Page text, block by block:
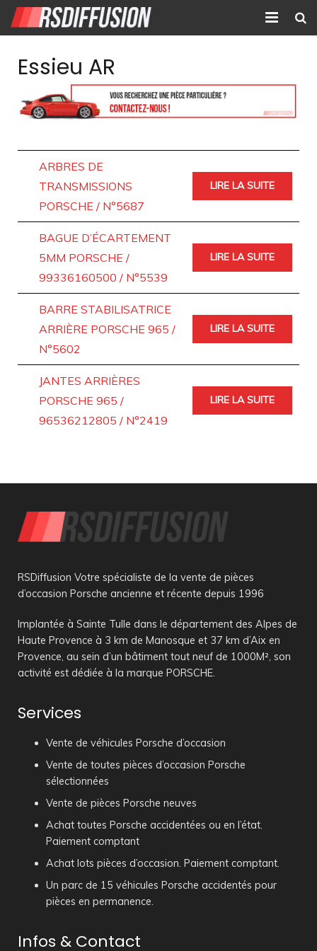
Nouvelles annonces
Annonces prolongées
Atelier mécanique
Contact
Essieu AR
ARBRES DE
TRANSMISSIONS
PORSCHE / N°5687
LIRE LA SUITE
BAGUE D’ÉCARTEMENT
5MM PORSCHE /
99336160500 / N°5539
LIRE LA SUITE
BARRE STABILISATRICE
ARRIÈRE PORSCHE 965 /
N°5602
LIRE LA SUITE
JANTES ARRIÈRES
PORSCHE 965 /
96536212805 / N°2419
LIRE LA SUITE
RSDiffusion Votre spécialiste de la vente de pièces
d’occasion Porsche ancienne et récente depuis 1996
Implantée à Sainte Tulle dans le département des Alpes de
Haute Provence à 3 km de Manosque et 37 km d’Aix en
Provence, au sein d’un bâtiment tout neuf de 1000M², son
activité est dédiée à la marque PORSCHE.
Services
Vente de véhicules Porsche d’occasion
Vente de toutes pièces d’occasion Porsche
sélectionnées
Vente de pièces Porsche neuves
Achat toutes Porsche accidentées ou en l’état.
Paiement comptant
Achat lots pièces d’occasion. Paiement comptant.
Un parc de 15 véhicules Porsche accidentés pour
pièces en permanence.
Infos & Contact